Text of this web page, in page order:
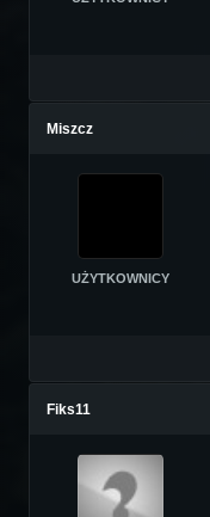
Miszcz
UŻYTKOWNICY
Fiks11